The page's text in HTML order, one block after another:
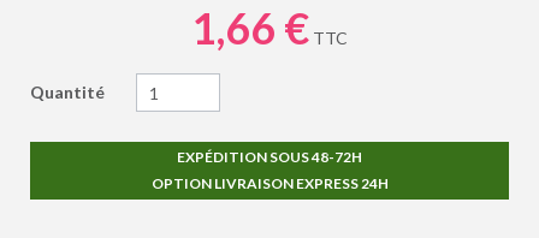
1,66 € TTC
Quantité
EXPÉDITION SOUS 48-72H
OPTION LIVRAISON EXPRESS 24H